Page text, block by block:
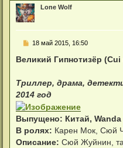
Lone Wolf
С
о
е
н
и
е
18 май 2015, 16:50
Великий Гипнотизёр
Триллер, драма,
2014 год
Выпущено: Китай, Wanda
В ролях: Карен Мок, Сюй
Описание: Сюй Жуйнин,